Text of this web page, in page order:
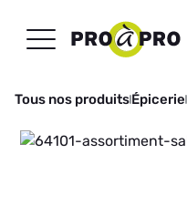
Tous nos produitsÉpicerie